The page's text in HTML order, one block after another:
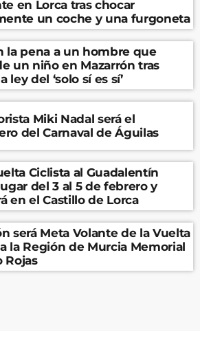
en Lorca tras chocar
un coche y una furgoneta
la pena a un hombre que
un niño en Mazarrón tras
ley del ‘solo sí es sí’
Miki Nadal será el
del Carnaval de Águilas
Ciclista al Guadalentín
del 3 al 5 de febrero y
en el Castillo de Lorca
será Meta Volante de la Vuelta
la Región de Murcia Memorial
Rojas